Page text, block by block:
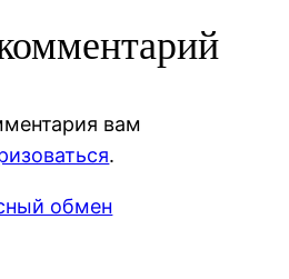
вам
.
обмен